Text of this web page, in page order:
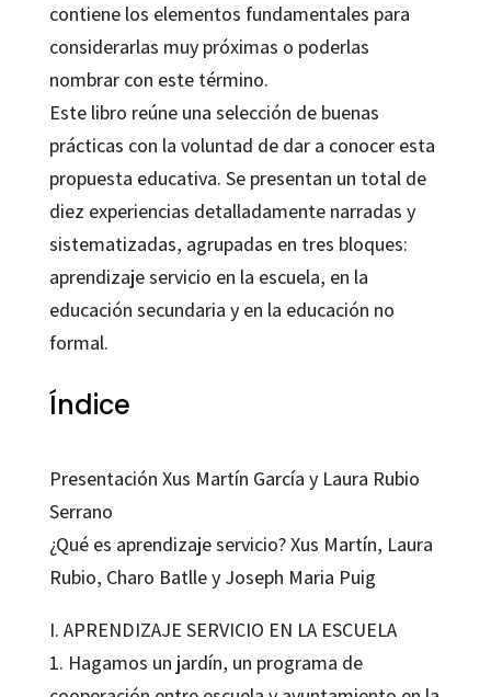
contiene los elementos fundamentales para
considerarlas muy próximas o poderlas
nombrar con este término.
Este libro reúne una selección de buenas
prácticas con la voluntad de dar a conocer esta
propuesta educativa. Se presentan un total de
diez experiencias detalladamente narradas y
sistematizadas, agrupadas en tres bloques:
aprendizaje servicio en la escuela, en la
educación secundaria y en la educación no
formal.
Índice
Presentación Xus Martín García y Laura Rubio
Serrano
¿Qué es aprendizaje servicio? Xus Martín, Laura
Rubio, Charo Batlle y Joseph Maria Puig
I. APRENDIZAJE SERVICIO EN LA ESCUELA
1. Hagamos un jardín, un programa de